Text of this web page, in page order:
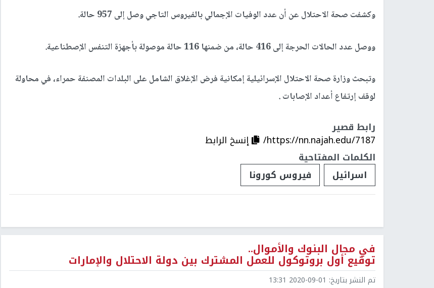
وكشفت صحة الاحتلال عن أن عدد الوفيات الإجمالي بالفيروس التاجي وصل إلى 957 حالة.
ووصل عدد الحالات الحرجة إلى 416 حالة، من ضمنها 116 حالة موصولة بأجهزة التنفس الإصطناعية.
وتبحث وزارة صحة الاحتلال الإسرائيلية إمكانية فرض الإغلاق الشامل على البلدات المصنفة حمراء، في محاولة
لوقف إرتفاع أعداد الإصابات .
رابط قصير
https://nn.najah.edu/7187/
إنسخ الرابط
الكلمات المفتاحية
اسرائيل
فيروس كورونا
في مجال البنوك والأموال..
توقيع أول بروتوكول للعمل المشترك بين دولة الاحتلال والإمارات
تم النشر بتاريخ: 2020-09-01 13:31